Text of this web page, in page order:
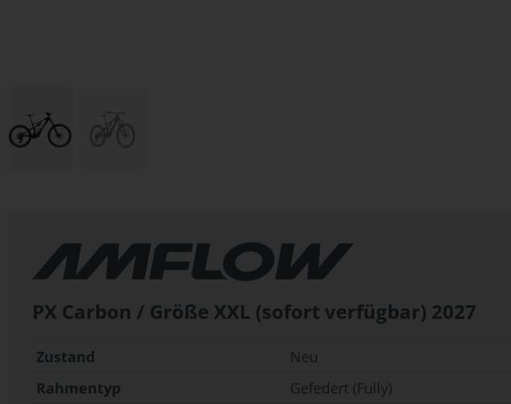
Bildergalerie
springen
PX Carbon / Größe XXL (sofort verfügbar) 2027
Zustand
Neu
Rahmentyp
Gefedert (Fully)